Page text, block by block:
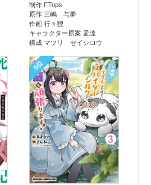
制作 FTops
原作 三嶋 与夢
作画 行々狸
キャラクター原案 孟達
構成 マツリ セイシロウ
5位